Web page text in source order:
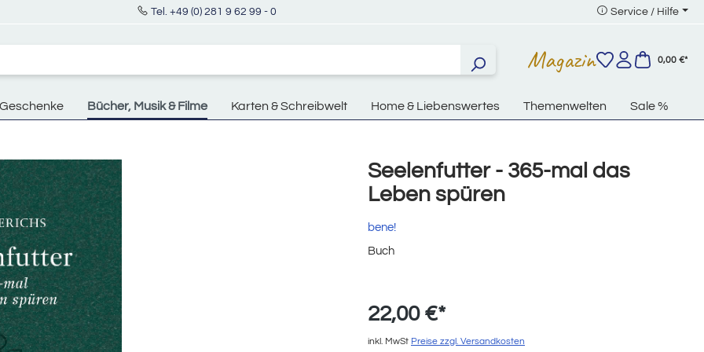
Tel. +49 (0) 281 9 62 99 - 0 Service / Hilfe
Magazin 0,00 €*
Geschenke Bücher, Musik & Filme Karten & Schreibwelt Home & Liebenswertes Themenwelten Sale %
Seelenfutter - 365-mal das
Leben spüren
bene!
Buch
22,00 €*
inkl. MwSt Preise zzgl. Versandkosten